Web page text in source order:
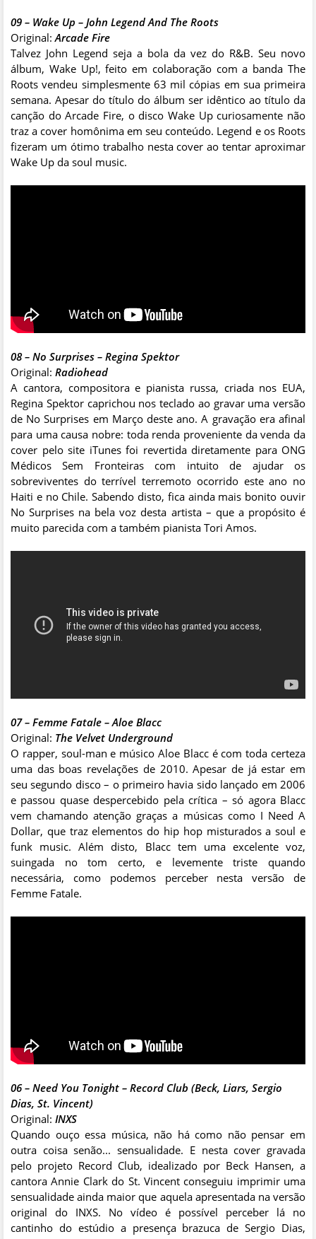
09 – Wake Up – John Legend And The Roots
Original: Arcade Fire
Talvez John Legend seja a bola da vez do R&B. Seu novo
álbum, Wake Up!, feito em colaboração com a banda The
Roots vendeu simplesmente 63 mil cópias em sua primeira
semana. Apesar do título do álbum ser idêntico ao título da
canção do Arcade Fire, o disco Wake Up curiosamente não
traz a cover homônima em seu conteúdo. Legend e os Roots
fizeram um ótimo trabalho nesta cover ao tentar aproximar
Wake Up da soul music.
08 – No Surprises – Regina Spektor
Original: Radiohead
A cantora, compositora e pianista russa, criada nos EUA,
Regina Spektor caprichou nos teclado ao gravar uma versão
de No Surprises em Março deste ano. A gravação era afinal
para uma causa nobre: toda renda proveniente da venda da
cover pelo site iTunes foi revertida diretamente para ONG
Médicos Sem Fronteiras com intuito de ajudar os
sobreviventes do terrível terremoto ocorrido este ano no
Haiti e no Chile. Sabendo disto, fica ainda mais bonito ouvir
No Surprises na bela voz desta artista – que a propósito é
muito parecida com a também pianista Tori Amos.
07 – Femme Fatale – Aloe Blacc
Original: The Velvet Underground
O rapper, soul-man e músico Aloe Blacc é com toda certeza
uma das boas revelações de 2010. Apesar de já estar em
seu segundo disco – o primeiro havia sido lançado em 2006
e passou quase despercebido pela crítica – só agora Blacc
vem chamando atenção graças a músicas como I Need A
Dollar, que traz elementos do hip hop misturados a soul e
funk music. Além disto, Blacc tem uma excelente voz,
suingada no tom certo, e levemente triste quando
necessária, como podemos perceber nesta versão de
Femme Fatale.
06 – Need You Tonight – Record Club (Beck, Liars, Sergio
Dias, St. Vincent)
Original: INXS
Quando ouço essa música, não há como não pensar em
outra coisa senão... sensualidade. E nesta cover gravada
pelo projeto Record Club, idealizado por Beck Hansen, a
cantora Annie Clark do St. Vincent conseguiu imprimir uma
sensualidade ainda maior que aquela apresentada na versão
original do INXS. No vídeo é possível perceber lá no
cantinho do estúdio a presença brazuca de Sergio Dias,